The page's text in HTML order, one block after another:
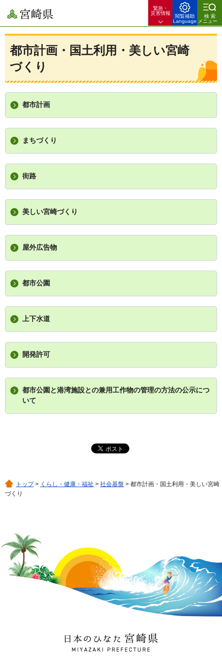
宮崎県
緊急・
災害情報
閲覧補助
Language
検索
メニュー
都市計画・国土利用・美しい宮崎
づくり
都市計画
まちづくり
街路
美しい宮崎づくり
屋外広告物
都市公園
上下水道
開発許可
都市公園と港湾施設との兼用工作物の管理の方法の公示につ
いて
トップ> くらし・健康・福祉 > 社会基盤 > 都市計画・国土利用・美しい宮崎
づくり
日本のひなた 宮崎県
MIYAZAKI PREFECTURE